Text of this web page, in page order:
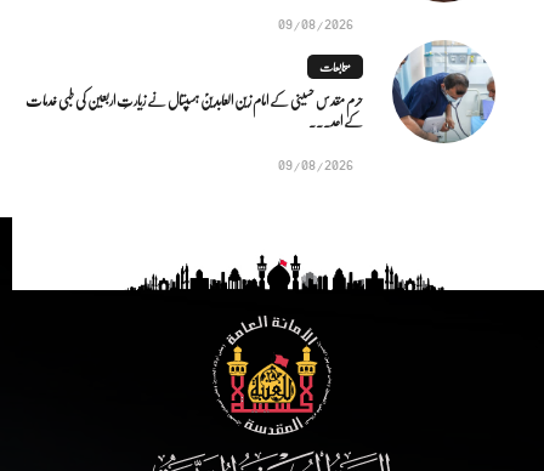
09/08/2026
متابعات
حرم مقدس حسینی کے امام زین العابدینؑ ہسپتال نے زیارتِ اربعین کی طبی خدمات
کے اعد...
09/08/2026